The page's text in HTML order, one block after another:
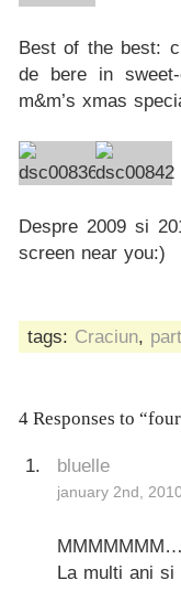
Best of the best:
de bere in
m&m’s xmas
Despre 2009 si
screen near you:)
tags: Craciun,
4 Responses to
bluelle
january 2nd,
La multi ani si